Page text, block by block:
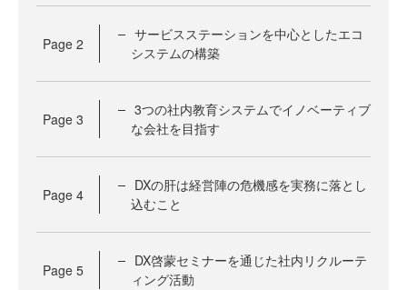
Page 2
サービスステーションを中心としたエコ
システムの構築
Page 3
3つの社内教育システムでイノベーティブ
な会社を目指す
Page 4
DXの肝は経営陣の危機感を実務に落とし
込むこと
Page 5
DX啓蒙セミナーを通じた社内リクルーテ
ィング活動